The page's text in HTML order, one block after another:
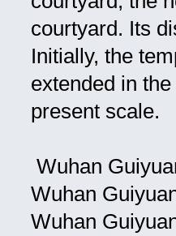
courtyard. Its
Initially, the
extended in
present scale.
Wuhan
Wuhan
Wuhan